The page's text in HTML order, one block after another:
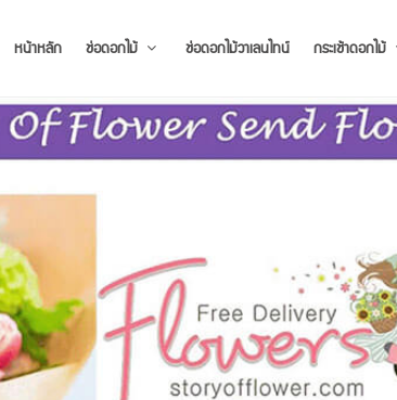
หน้าหลัก ช่อดอกไม้ ช่อดอกไม้วาเลนไทน์ กระเช้าดอกไม้